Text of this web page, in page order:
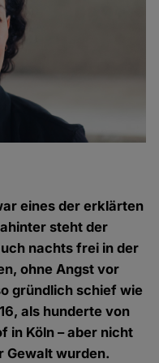
eines der erklärten
steht der
nachts frei in der
ohne Angst vor
gründlich schief wie
als hunderte von
in Köln – aber nicht
Gewalt wurden.